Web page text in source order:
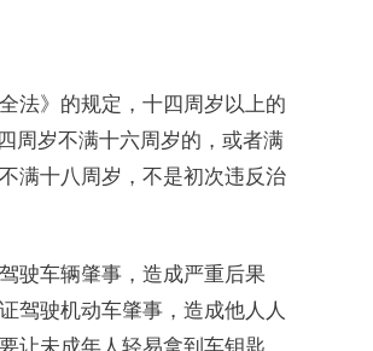
法》的规定，十四周岁以上的
周岁不满十六周岁的，或者满
满十八周岁，不是初次违反治
驶车辆肇事，造成严重后果
驾驶机动车肇事，造成他人人
让未成年人轻易拿到车钥匙，